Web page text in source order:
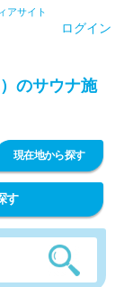
アサイト
ログイン
のサウナ施
現在地から探す
す